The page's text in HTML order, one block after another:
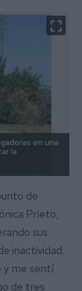
en una
la
de
Prieto,
sus
inactividad.
y me sentí
de tres